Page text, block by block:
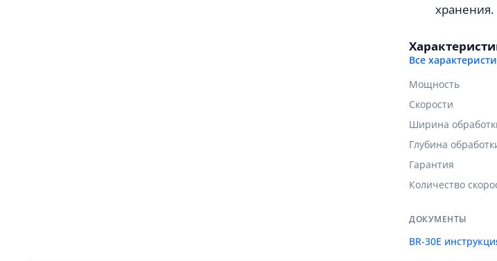
хранения.
Все
Мощность
Скорости
Ширина
Глубина
Гарантия
Количество
ДОКУМЕНТЫ
BR-30E